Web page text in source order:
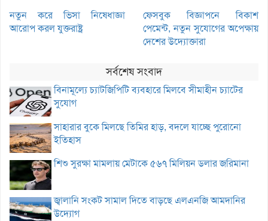
নতুন করে ভিসা নিষেধাজ্ঞা
আরোপ করল যুক্তরাষ্ট্র
ফেসবুক বিজ্ঞাপনে বিকাশ
পেমেন্ট, নতুন সুযোগের অপেক্ষায়
দেশের উদ্যোক্তারা
সর্বশেষ সংবাদ
বিনামূল্যে চ্যাটজিপিটি ব্যবহারে মিলবে সীমাহীন চ্যাটের
সুযোগ
সাহারার বুকে মিলছে তিমির হাড়, বদলে যাচ্ছে পুরোনো
ইতিহাস
শিশু সুরক্ষা মামলায় মেটাকে ৫৬৭ মিলিয়ন ডলার জরিমানা
জ্বালানি সংকট সামাল দিতে বাড়ছে এলএনজি আমদানির
উদ্যোগ